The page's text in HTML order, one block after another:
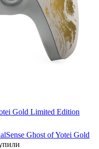
Gold Limited Edition
Ghost of Yotei Gold